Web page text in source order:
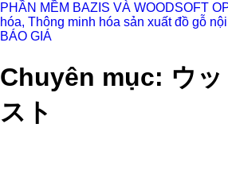
PHẦN MỀM BAZIS VÀ WOODSOFT
hóa, Thông minh hóa sản xuất đồ gỗ
BÁO GIÁ
Chuyên mục: ウッ
スト